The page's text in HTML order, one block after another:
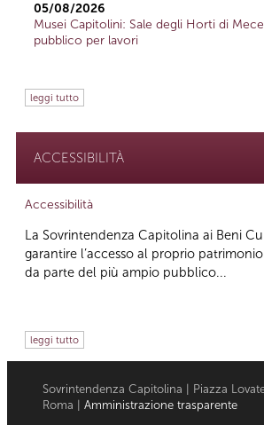
05/08/2026
Musei Capitolini: Sale degli Horti di
pubblico per lavori
leggi tutto
ACCESSIBILITÀ
Accessibilità
La Sovrintendenza Capitolina ai Beni
garantire l’accesso al proprio
da parte del più ampio pubblico...
leggi tutto
Sovrintendenza Capitolina | Piazza
Roma | Amministrazione trasparente